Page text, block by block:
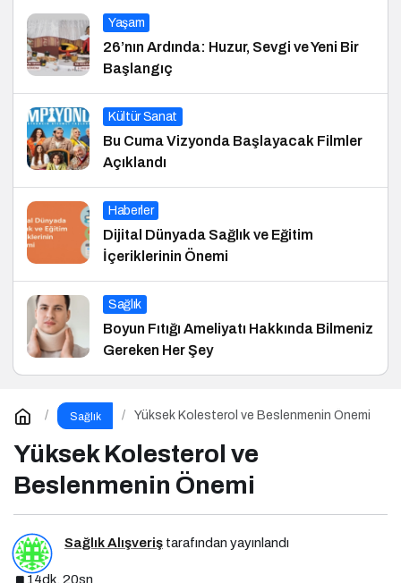
Yaşam
26’nın Ardında: Huzur, Sevgi ve Yeni Bir
Başlangıç
Kültür Sanat
Bu Cuma Vizyonda Başlayacak Filmler
Açıklandı
Haberler
Dijital Dünyada Sağlık ve Eğitim
İçeriklerinin Önemi
Sağlık
Boyun Fıtığı Ameliyatı Hakkında Bilmeniz
Gereken Her Şey
Sağlık Yüksek Kolesterol ve Beslenmenin Önemi
Yüksek Kolesterol ve
Beslenmenin Önemi
Sağlık Alışveriş tarafından yayınlandı
14dk, 20sn